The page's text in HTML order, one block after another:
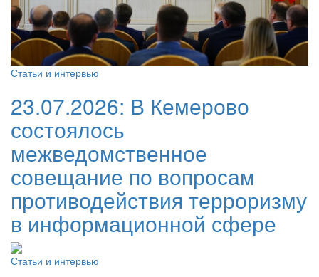
Статьи и интервью
23.07.2026: В Кемерово
состоялось
межведомственное
совещание по вопросам
противодействия терроризму
в информационной сфере
Статьи и интервью